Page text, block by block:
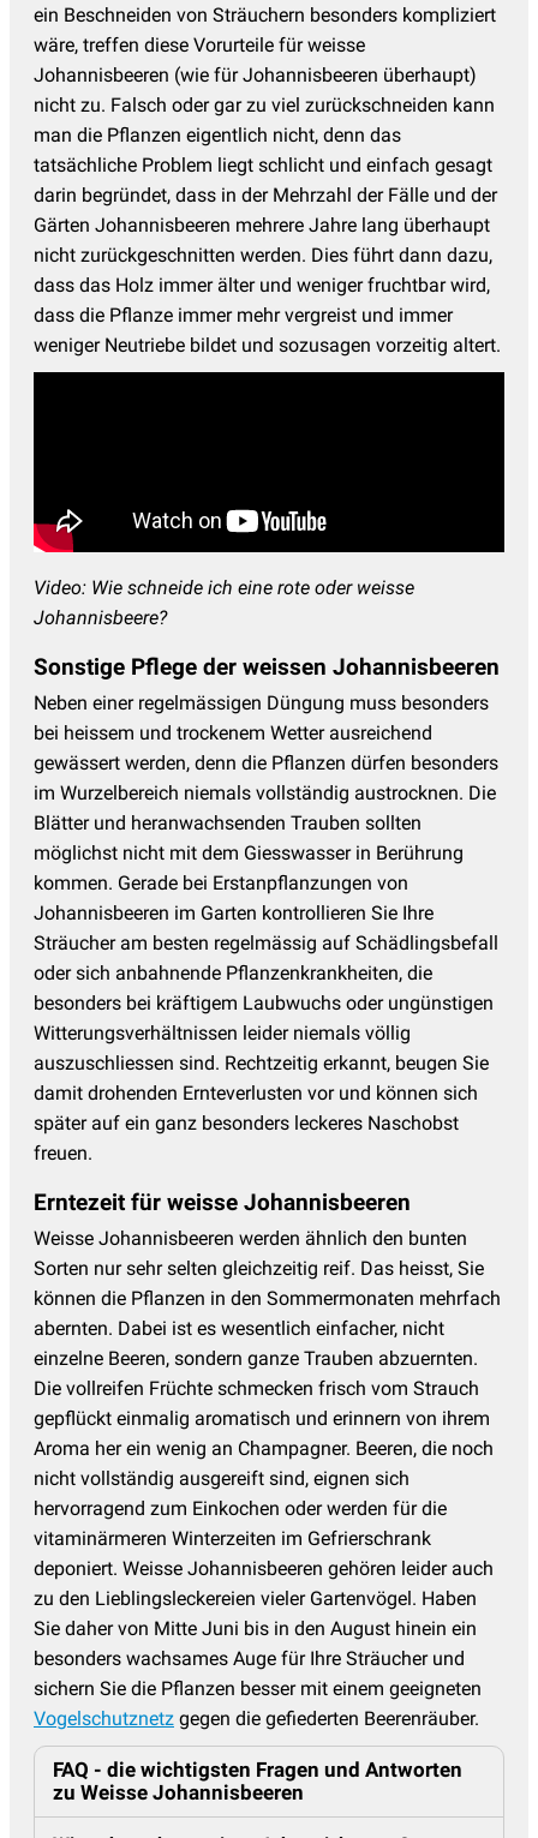
ein Beschneiden von Sträuchern besonders kompliziert
wäre, treffen diese Vorurteile für weisse
Johannisbeeren (wie für Johannisbeeren überhaupt)
nicht zu. Falsch oder gar zu viel zurückschneiden kann
man die Pflanzen eigentlich nicht, denn das
tatsächliche Problem liegt schlicht und einfach gesagt
darin begründet, dass in der Mehrzahl der Fälle und der
Gärten Johannisbeeren mehrere Jahre lang überhaupt
nicht zurückgeschnitten werden. Dies führt dann dazu,
dass das Holz immer älter und weniger fruchtbar wird,
dass die Pflanze immer mehr vergreist und immer
weniger Neutriebe bildet und sozusagen vorzeitig altert.
Video: Wie schneide ich eine rote oder weisse
Johannisbeere?
Sonstige Pflege der weissen Johannisbeeren
Neben einer regelmässigen Düngung muss besonders
bei heissem und trockenem Wetter ausreichend
gewässert werden, denn die Pflanzen dürfen besonders
im Wurzelbereich niemals vollständig austrocknen. Die
Blätter und heranwachsenden Trauben sollten
möglichst nicht mit dem Giesswasser in Berührung
kommen. Gerade bei Erstanpflanzungen von
Johannisbeeren im Garten kontrollieren Sie Ihre
Sträucher am besten regelmässig auf Schädlingsbefall
oder sich anbahnende Pflanzenkrankheiten, die
besonders bei kräftigem Laubwuchs oder ungünstigen
Witterungsverhältnissen leider niemals völlig
auszuschliessen sind. Rechtzeitig erkannt, beugen Sie
damit drohenden Ernteverlusten vor und können sich
später auf ein ganz besonders leckeres Naschobst
freuen.
Erntezeit für weisse Johannisbeeren
Weisse Johannisbeeren werden ähnlich den bunten
Sorten nur sehr selten gleichzeitig reif. Das heisst, Sie
können die Pflanzen in den Sommermonaten mehrfach
abernten. Dabei ist es wesentlich einfacher, nicht
einzelne Beeren, sondern ganze Trauben abzuernten.
Die vollreifen Früchte schmecken frisch vom Strauch
gepflückt einmalig aromatisch und erinnern von ihrem
Aroma her ein wenig an Champagner. Beeren, die noch
nicht vollständig ausgereift sind, eignen sich
hervorragend zum Einkochen oder werden für die
vitaminärmeren Winterzeiten im Gefrierschrank
deponiert. Weisse Johannisbeeren gehören leider auch
zu den Lieblingsleckereien vieler Gartenvögel. Haben
Sie daher von Mitte Juni bis in den August hinein ein
besonders wachsames Auge für Ihre Sträucher und
sichern Sie die Pflanzen besser mit einem geeigneten
Vogelschutznetz gegen die gefiederten Beerenräuber.
FAQ - die wichtigsten Fragen und Antworten
zu Weisse Johannisbeeren